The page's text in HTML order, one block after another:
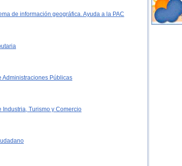
de información geográfica. Ayuda a la PAC
Administraciones Públicas
Industria, Turismo y Comercio